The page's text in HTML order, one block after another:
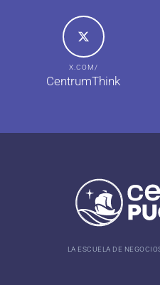
X.COM/
CentrumThink
LA ESCUELA DE